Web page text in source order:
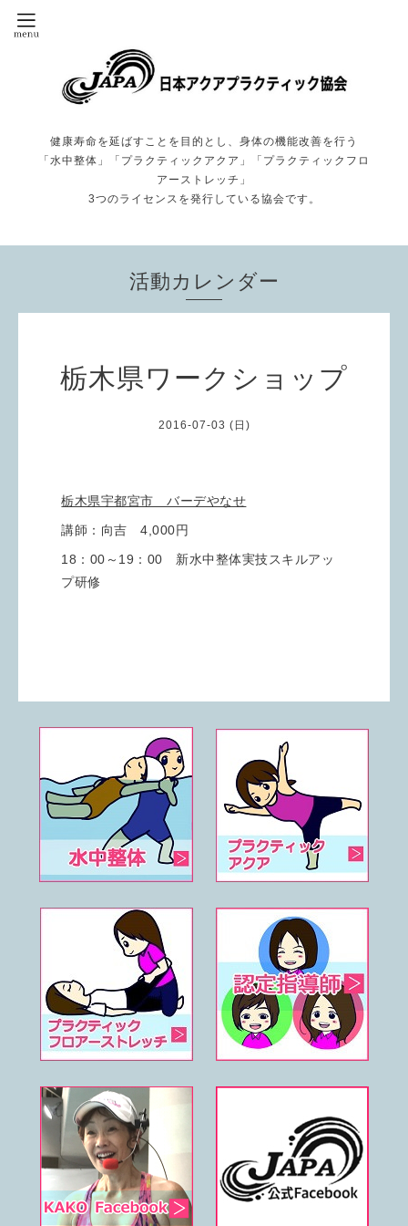
健康寿命を延ばすことを目的とし、身体の機能改善を行う
「水中整体」「プラクティックアクア」「プラクティックフロ
アーストレッチ」
3つのライセンスを発行している協会です。
活動カレンダー
栃木県ワークショップ
2016-07-03 (日)
栃木県宇都宮市 バーデやなせ
講師：向吉 4,000円
18：00～19：00 新水中整体実技スキルアッ
プ研修